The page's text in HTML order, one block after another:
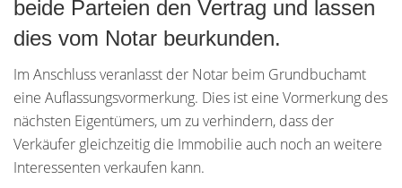
beide Parteien den Vertrag und lassen
dies vom Notar beurkunden.
Im Anschluss veranlasst der Notar beim Grundbuchamt
eine Auflassungsvormerkung. Dies ist eine Vormerkung des
nächsten Eigentümers, um zu verhindern, dass der
Verkäufer gleichzeitig die Immobilie auch noch an weitere
Interessenten verkaufen kann.